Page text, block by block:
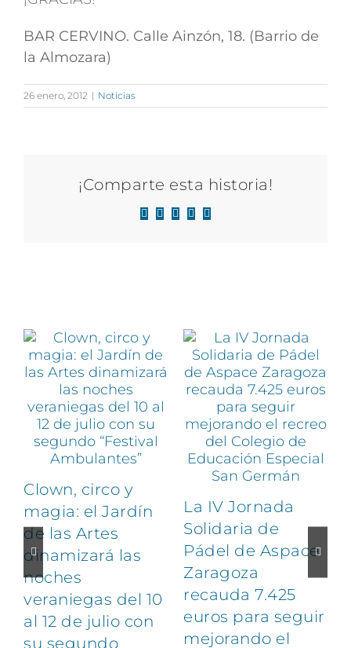
BAR CERVINO. Calle Ainzón, 18. (Barrio de
la Almozara)
26 enero, 2012 | Noticias
¡Comparte esta historia!
Facebook
X LinkedIn
WhatsApp
Correo
Clown, circo y
magia: el Jardín
de las Artes
dinamizará las
noches
veraniegas del 10
al 12 de julio con
su segundo
La IV Jornada
Solidaria de
Pádel de Aspace
Zaragoza
recauda 7.425
euros para seguir
mejorando el